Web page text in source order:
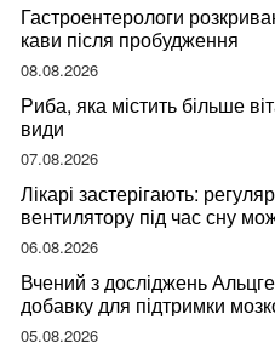
Гастроентерологи
кави після пробудження
08.08.2026
Риба, яка містить більше
види
07.08.2026
Лікарі застерігають:
вентилятору під час сну
ваше здоров’я
06.08.2026
Вчений з досліджень
добавку для підтримки
05.08.2026